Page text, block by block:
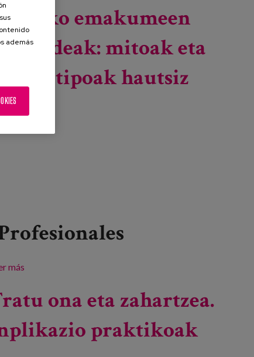
emakumeen
mitoak eta
estereotipoak hautsiz
más
ona eta zahartzea.
praktikoak
además